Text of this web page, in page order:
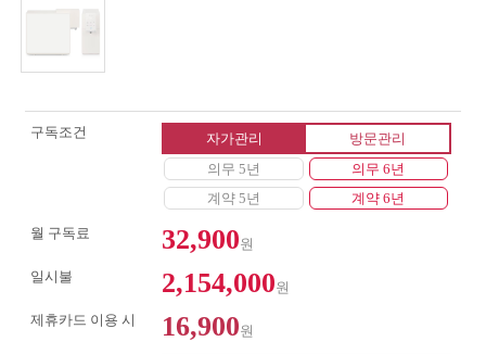
구독조건 자가관리
방문관리
의무 5년
계약 5년
의무 6년
계약 6년
월 구독료 32,900원
일시불
2,154,000원
제휴카드 이용 시
16,900원